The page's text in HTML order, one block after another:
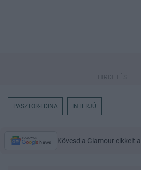
PASZTOR-EDINA INTERJÚ
Kövesd a Glamour cikkeit a